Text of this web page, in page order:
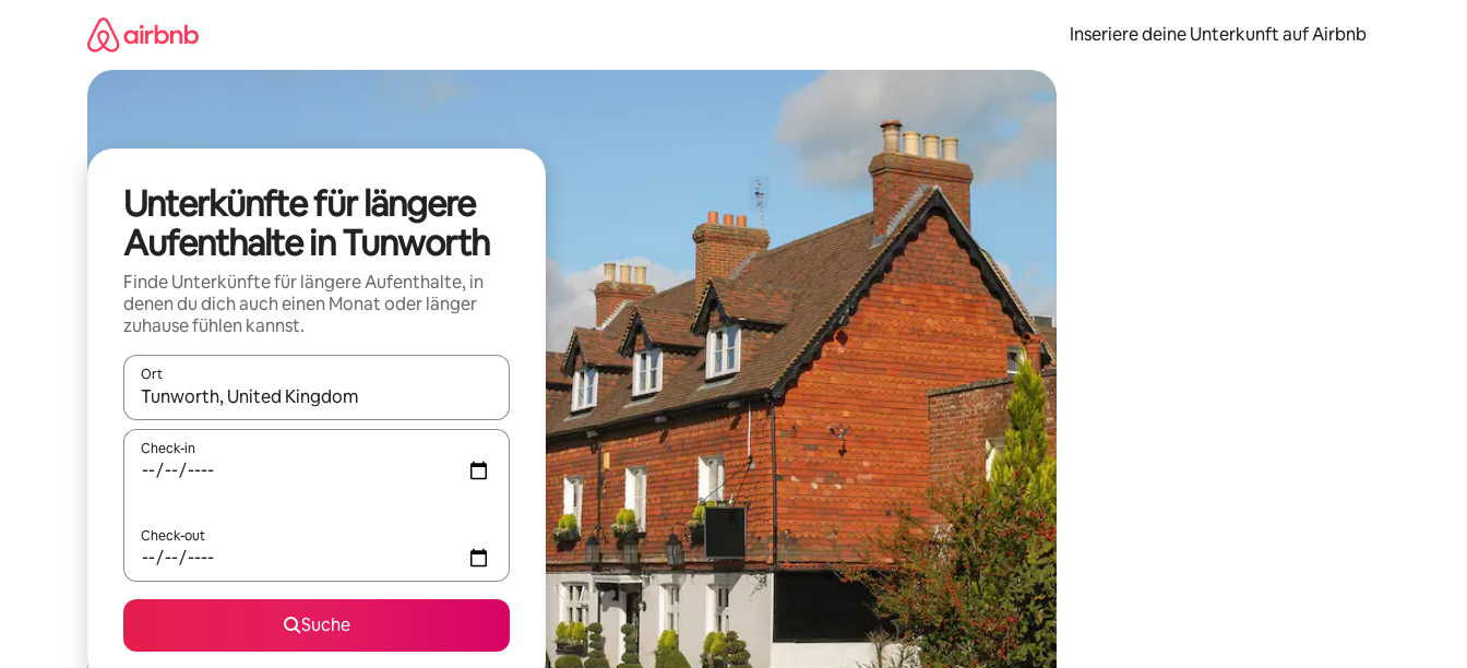
Inseriere deine Unterkunft auf Airbnb
Unterkünfte für längere
Aufenthalte in Tunworth
Finde Unterkünfte für längere Aufenthalte, in
denen du dich auch einen Monat oder länger
zuhause fühlen kannst.
Ort
Wenn Ergebnisse verfügbar sind, navigiere mit den Pfeiltasten nach oben und unten oder erkunde die Ergebnisse durch Berühren oder Wischgesten.
Check-in
Check-out
Suche